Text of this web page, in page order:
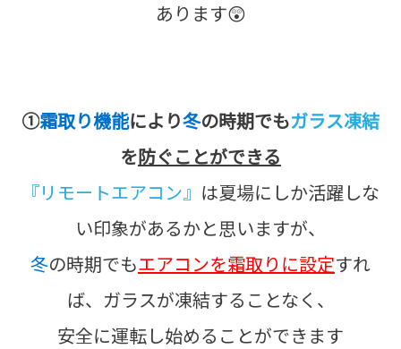
あります😲
①霜取り機能により冬の時期でもガラス凍結
を防ぐことができる
『リモートエアコン』 は夏場にしか活躍しな
い印象があるかと思いますが、
冬の時期でもエアコンを霜取りに設定すれ
ば、ガラスが凍結することなく、
安全に運転し始めることができます